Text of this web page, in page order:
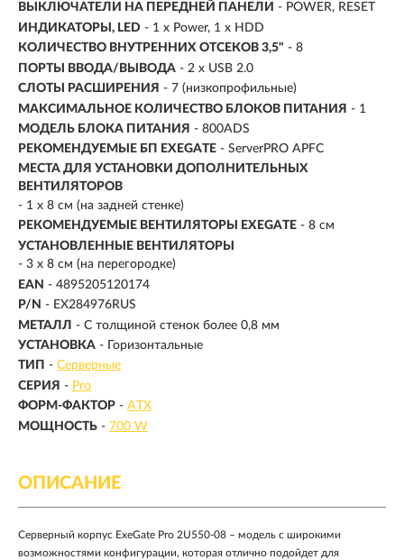
ВЫКЛЮЧАТЕЛИ НА ПЕРЕДНЕЙ ПАНЕЛИ - POWER, RESET
ИНДИКАТОРЫ, LED - 1 x Power, 1 x HDD
КОЛИЧЕСТВО ВНУТРЕННИХ ОТСЕКОВ 3,5" - 8
ПОРТЫ ВВОДА/ВЫВОДА - 2 x USB 2.0
СЛОТЫ РАСШИРЕНИЯ - 7 (низкопрофильные)
МАКСИМАЛЬНОЕ КОЛИЧЕСТВО БЛОКОВ ПИТАНИЯ - 1
МОДЕЛЬ БЛОКА ПИТАНИЯ - 800ADS
РЕКОМЕНДУЕМЫЕ БП EXEGATE - ServerPRO APFC
МЕСТА ДЛЯ УСТАНОВКИ ДОПОЛНИТЕЛЬНЫХ
ВЕНТИЛЯТОРОВ
- 1 x 8 см (на задней стенке)
РЕКОМЕНДУЕМЫЕ ВЕНТИЛЯТОРЫ EXEGATE - 8 см
УСТАНОВЛЕННЫЕ ВЕНТИЛЯТОРЫ
- 3 x 8 см (на перегородке)
EAN - 4895205120174
P/N - EX284976RUS
МЕТАЛЛ - С толщиной стенок более 0,8 мм
УСТАНОВКА - Горизонтальные
ТИП - Серверные
СЕРИЯ - Pro
ФОРМ-ФАКТОР - ATX
МОЩНОСТЬ - 700 W
ОПИСАНИЕ
Серверный корпус ExeGate Pro 2U550-08 – модель с широкими
возможностями конфигурации, которая отлично подойдет для